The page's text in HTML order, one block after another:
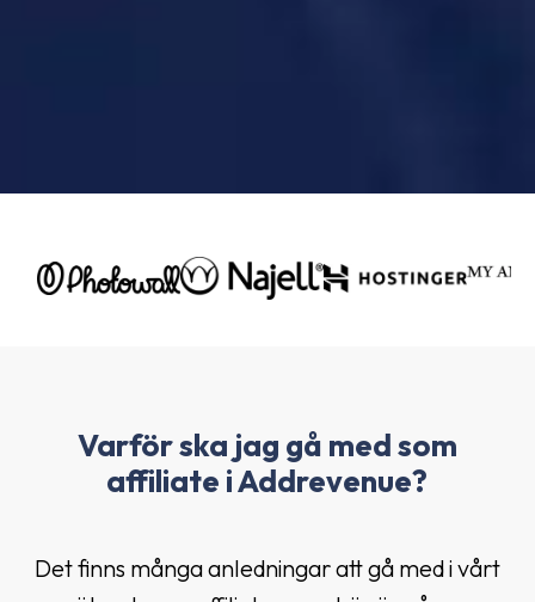
Varför ska jag gå med som
affiliate i Addrevenue?
Det finns många anledningar att gå med i vårt